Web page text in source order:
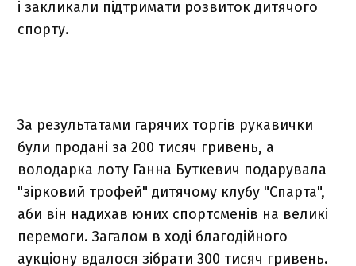
і закликали підтримати розвиток дитячого
спорту.
За результатами гарячих торгів рукавички
були продані за 200 тисяч гривень, а
володарка лоту Ганна Буткевич подарувала
"зірковий трофей" дитячому клубу "Спарта",
аби він надихав юних спортсменів на великі
перемоги. Загалом в ході благодійного
аукціону вдалося зібрати 300 тисяч гривень.